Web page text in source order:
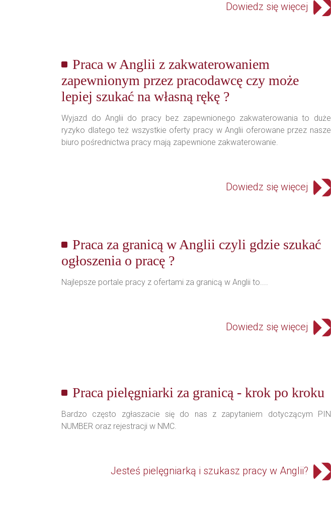
Dowiedz się więcej
Praca w Anglii z zakwaterowaniem
zapewnionym przez pracodawcę czy może
lepiej szukać na własną rękę ?
Wyjazd do Anglii do pracy bez zapewnionego zakwaterowania to duże
ryzyko dlatego też wszystkie oferty pracy w Anglii oferowane przez nasze
biuro pośrednictwa pracy mają zapewnione zakwaterowanie.
Dowiedz się więcej
Praca za granicą w Anglii czyli gdzie szukać
ogłoszenia o pracę ?
Najlepsze portale pracy z ofertami za granicą w Anglii to....
Dowiedz się więcej
Praca pielęgniarki za granicą - krok po kroku
Bardzo często zgłaszacie się do nas z zapytaniem dotyczącym PIN
NUMBER oraz rejestracji w NMC.
Jesteś pielęgniarką i szukasz pracy w Anglii?